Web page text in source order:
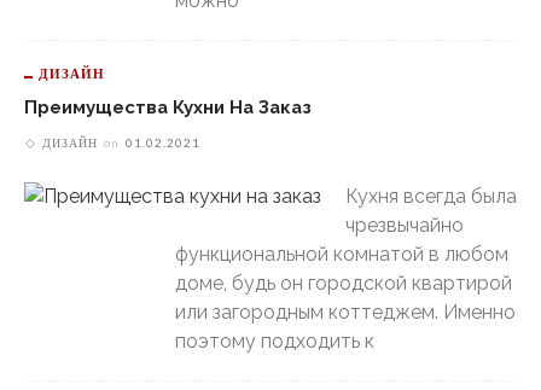
ДИЗАЙН
Преимущества Кухни На Заказ
ДИЗАЙН on 01.02.2021
Кухня всегда была
чрезвычайно
функциональной комнатой в любом
доме, будь он городской квартирой
или загородным коттеджем. Именно
поэтому подходить к